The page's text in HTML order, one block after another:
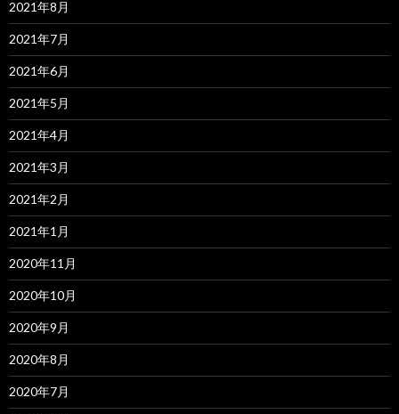
2021年8月
2021年7月
2021年6月
2021年5月
2021年4月
2021年3月
2021年2月
2021年1月
2020年11月
2020年10月
2020年9月
2020年8月
2020年7月